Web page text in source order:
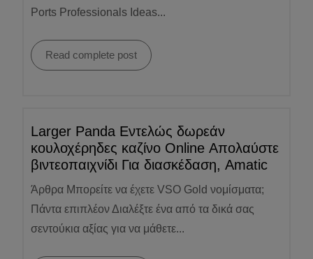
Ports Professionals Ideas...
Read complete post
Larger Panda Εντελώς δωρεάν
κουλοχέρηδες καζίνο Online Απολαύστε
βιντεοπαιχνίδι Για διασκέδαση, Amatic
Άρθρα Μπορείτε να έχετε VSO Gold νομίσματα;
Πάντα επιπλέον Διαλέξτε ένα από τα δικά σας
σεντούκια αξίας για να μάθετε...